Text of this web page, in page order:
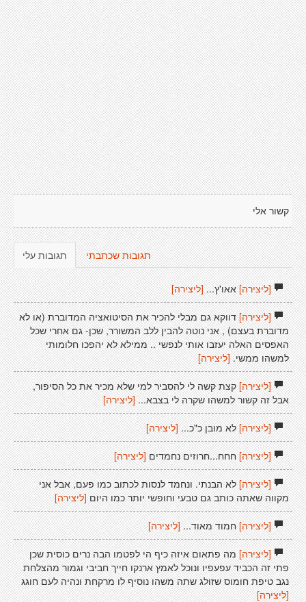
קשור אלי
תגובות עלי תגובות שכתבתי
[ליצירה]אאו'ץ... [ליצירה]
[ליצירה]דווקא גם מבלי להכיר את הסיטואציה המדוברת (או לא
מדוברת בעצם) , אני נוטה להבין ללב המשורר, שכן- גם אחרי שכל
האפסים האלה יעזבו אותי לנפשי .. ממילא לא יהפכו חלומותי
למשהו ממשי. [ליצירה]
[ליצירה]קצת קשה לי להסביר למי שלא מכיר את כל הסיפור,
אבל זה קשור למשהו שקרה לי בצבא... [ליצירה]
[ליצירה]לא מובן כ"כ...[ליצירה]
[ליצירה]חחח...חרוזים נחמדים [ליצירה]
[ליצירה]לא הבנתי. ונחמד לנסות לכתוב כמו פעם, אבל אני
מקווה שאתה כותב גם טבעי וחופשי יותר כמו היום[ליצירה]
[ליצירה]חמוד מאוד... [ליצירה]
[ליצירה]מה פתאום איזה כיף הי לפטמו הבה נרים כוסית שכן
פתי זה הכביד עפעפיו ונוכל לאמץ ארנקו חייך חביבי וגמור מהצלחת
נגב טיפת חומוס שזולג שתה משהו נוסיף לו מרקחת ונהיה לעם חוגג
[ליצירה]